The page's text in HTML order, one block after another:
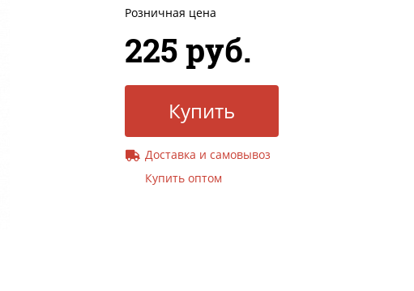
Розничная цена
225 руб.
Купить
Доставка и самовывоз
Купить оптом